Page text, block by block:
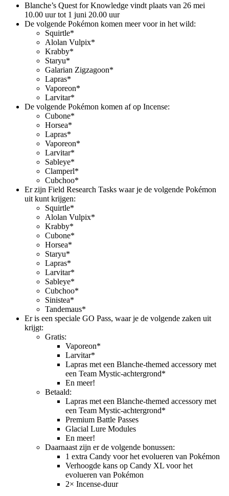
Blanche’s Quest for Knowledge vindt plaats van 26 mei
10.00 uur tot 1 juni 20.00 uur
De volgende Pokémon komen meer voor in het wild:
Squirtle*
Alolan Vulpix*
Krabby*
Staryu*
Galarian Zigzagoon*
Lapras*
Vaporeon*
Larvitar*
De volgende Pokémon komen af op Incense:
Cubone*
Horsea*
Lapras*
Vaporeon*
Larvitar*
Sableye*
Clamperl*
Cubchoo*
Er zijn Field Research Tasks waar je de volgende Pokémon
uit kunt krijgen:
Squirtle*
Alolan Vulpix*
Krabby*
Cubone*
Horsea*
Staryu*
Lapras*
Larvitar*
Sableye*
Cubchoo*
Sinistea*
Tandemaus*
Er is een speciale GO Pass, waar je de volgende zaken uit
krijgt:
Gratis:
Vaporeon*
Larvitar*
Lapras met een Blanche-themed accessory met
een Team Mystic-achtergrond*
En meer!
Betaald:
Lapras met een Blanche-themed accessory met
een Team Mystic-achtergrond*
Premium Battle Passes
Glacial Lure Modules
En meer!
Daarnaast zijn er de volgende bonussen:
1 extra Candy voor het evolueren van Pokémon
Verhoogde kans op Candy XL voor het
evolueren van Pokémon
2× Incense-duur